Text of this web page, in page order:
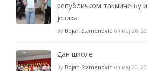
републичком такмичењу
језика
By Bojan Stamenovic on мај 26,
Дан школе
By Bojan Stamenovic on мај 20,